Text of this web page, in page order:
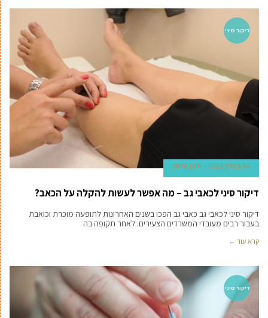
דיקור סיני
14 במרץ 2023 תוכן שיווקי
דיקור סיני לכאבי גב – מה אפשר לעשות להקלה על הכאב?
דיקור סיני לכאבי גב כאבי גב הפכו בשנים האחרונות לתופעה מוכרת וכואבת
בעבור רבים מעובדי המשרדים הצעירים. לאחר תקופה בה
קרא עוד ←
דיקור סיני